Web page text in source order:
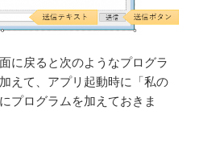
に戻ると次のようなプログラ
えて、アプリ起動時に「私の
プログラムを加えておきま